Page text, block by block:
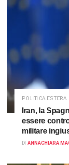
POLITICA ESTERA
Iran, la
essere
militare
DI ANNACHIARA